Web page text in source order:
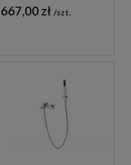
667,00 zł szt.